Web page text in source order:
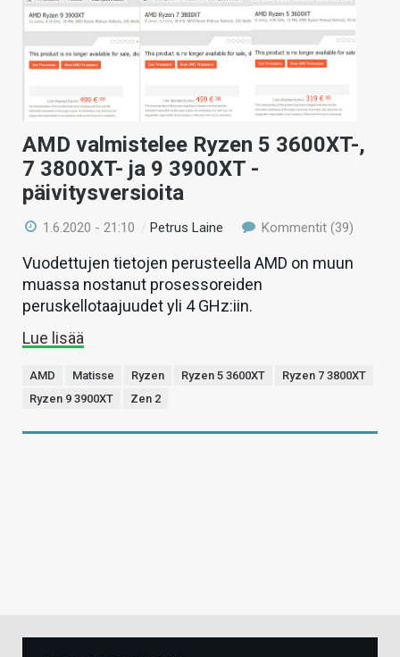
AMD valmistelee Ryzen 5 3600XT-,
7 3800XT- ja 9 3900XT -
päivitysversioita
1.6.2020 - 21:10 /Petrus Laine Kommentit (39)
Vuodettujen tietojen perusteella AMD on muun
muassa nostanut prosessoreiden
peruskellotaajuudet yli 4 GHz:iin.
Lue lisää
AMD Matisse Ryzen Ryzen 5 3600XT
Ryzen 7 3800XT
Ryzen 9 3900XT
Zen 2